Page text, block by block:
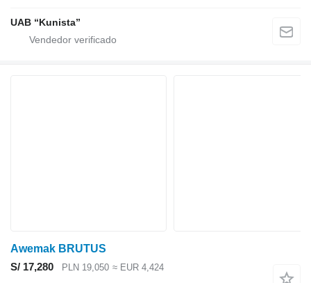
UAB “Kunista”
Awemak BRUTUS
S/ 17,280
PLN 19,050 ≈ EUR 4,424